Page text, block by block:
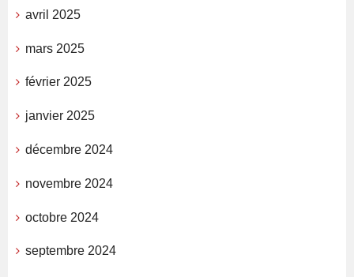
avril 2025
mars 2025
février 2025
janvier 2025
décembre 2024
novembre 2024
octobre 2024
septembre 2024